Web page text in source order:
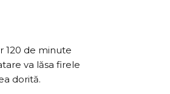
120 de minute
va lăsa firele
dorită.